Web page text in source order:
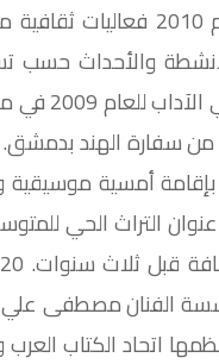
شهدت سورية في عام
بإقامة أمسية موسيقية
عنوان التراث الحي